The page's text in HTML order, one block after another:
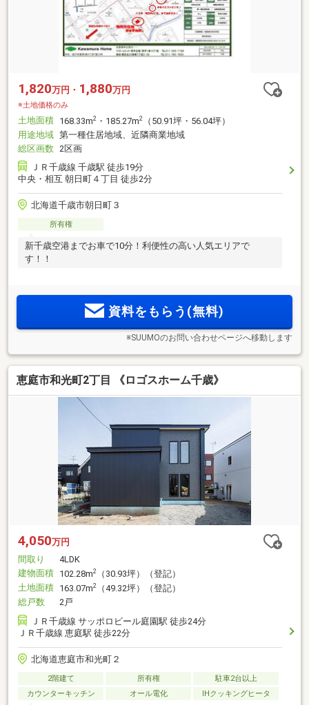
1,820万円・ 1,880万円
※土地価格のみ
土地面積 168.33m2 ・185.27m2
（50.91坪・56.04坪）
用途地域 第一種住居地域、近隣商業地域
総区画数 2区画
ＪＲ千歳線 千歳駅 徒歩19分
中央・相互 朝日町４丁目 徒歩2分
北海道千歳市朝日町３
所有権
新千歳空港までお車で10分！利便性の高い人気エリアで
す！！
資料をもらう(無料)
※SUUMOのお問い合わせページへ移動します
恵庭市和光町2丁目 《ロゴスホーム千歳》
4,050万円
間取り
4LDK
建物面積 102.28m2
（30.93坪）（登記）
土地面積 163.07m2
（49.32坪）（登記）
総戸数
2戸
ＪＲ千歳線 サッポロビール庭園駅 徒歩24分
ＪＲ千歳線 恵庭駅 徒歩22分
北海道恵庭市和光町２
2階建て 所有権
駐車2台以上
カウンターキッチン
オール電化 IHクッキングヒータ